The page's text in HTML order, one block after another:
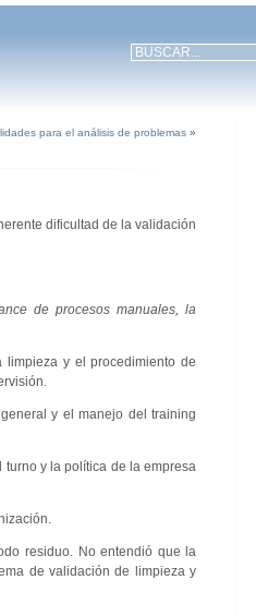
para el análisis de problemas »
dificultad de la validación
de procesos manuales, la
limpieza y el procedimiento de
y el manejo del training
y la política de la empresa
residuo. No entendió que la
de validación de limpieza y